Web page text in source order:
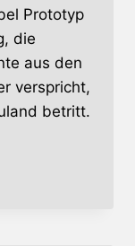
Prototyp
die
aus den
verspricht,
betritt.